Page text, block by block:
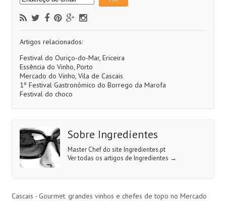
Artigos relacionados:
Festival do Ouriço-do-Mar, Ericeira
Essência do Vinho, Porto
Mercado do Vinho, Vila de Cascais
1º Festival Gastronómico do Borrego da Marofa
Festival do choco
Sobre Ingredientes
Master Chef do site Ingredientes.pt
Ver todas os artigos de Ingredientes →
Cascais - Gourmet, grandes vinhos e chefes de topo no Mercado